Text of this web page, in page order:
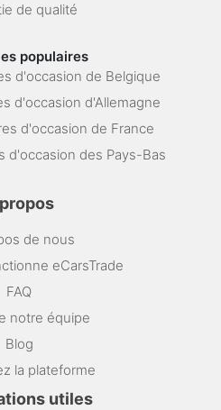
de qualité
populaires
d'occasion de Belgique
d'occasion d'Allemagne
d'occasion de France
d'occasion des Pays-Bas
de nous
eCarsTrade
FAQ
notre équipe
Blog
la plateforme
utiles